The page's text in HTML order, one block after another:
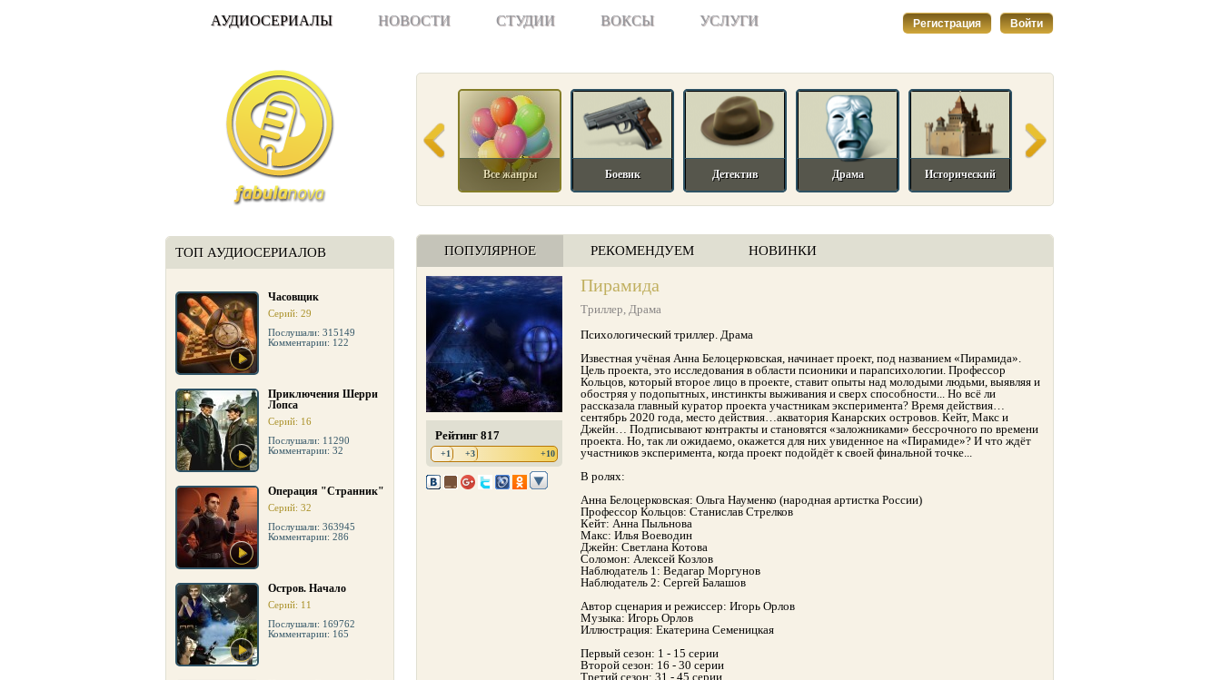
АУДИОСЕРИАЛЫ НОВОСТИ СТУДИИ ВОКСЫ УСЛУГИ Регистрация Войти
ТОП АУДИОСЕРИАЛОВ
Часовщик
Серий: 29
Послушали: 315149
Комментарии: 122
Приключения Шерри
Лопса
Серий: 16
Послушали: 11290
Комментарии: 32
Операция "Странник"
Серий: 32
Послушали: 363945
Комментарии: 286
Остров. Начало
Серий: 11
Послушали: 169762
Комментарии: 165
Все жанры Боевик Детектив Драма Исторический
ПОПУЛЯРНОЕ РЕКОМЕНДУЕМ НОВИНКИ
Рейтинг 817
+1 +3 +10
Пирамида
Триллер, Драма
Психологический триллер. Драма
Известная учёная Анна Белоцерковская, начинает проект, под названием «Пирамида».
Цель проекта, это исследования в области псионики и парапсихологии. Профессор
Кольцов, который второе лицо в проекте, ставит опыты над молодыми людьми, выявляя и
обостряя у подопытных, инстинкты выживания и сверх способности... Но всё ли
рассказала главный куратор проекта участникам эксперимента? Время действия…
сентябрь 2020 года, место действия…акватория Канарских островов. Кейт, Макс и
Джейн… Подписывают контракты и становятся «заложниками» бессрочного по времени
проекта. Но, так ли ожидаемо, окажется для них увиденное на «Пирамиде»? И что ждёт
участников эксперимента, когда проект подойдёт к своей финальной точке...
В ролях:
Анна Белоцерковская: Ольга Науменко (народная артистка России)
Профессор Кольцов: Станислав Стрелков
Кейт: Анна Пыльнова
Макс: Илья Воеводин
Джейн: Светлана Котова
Соломон: Алексей Козлов
Наблюдатель 1: Ведагар Моргунов
Наблюдатель 2: Сергей Балашов
Автор сценария и режиссер: Игорь Орлов
Музыка: Игорь Орлов
Иллюстрация: Екатерина Семеницкая
Первый сезон: 1 - 15 серии
Второй сезон: 16 - 30 серии
Третий сезон: 31 - 45 серии